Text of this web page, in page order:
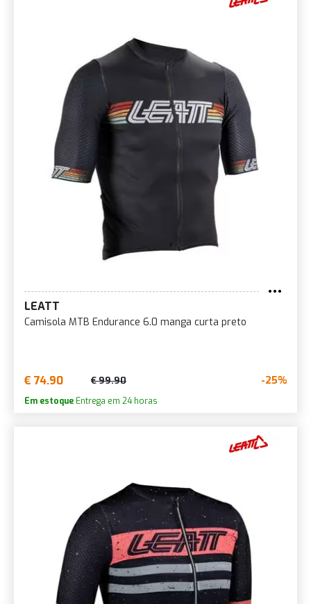
LEATT
Camisola MTB Endurance 6.0 manga curta preto
€ 74.90 € 99.90 -25%
Em estoque Entrega em 24 horas